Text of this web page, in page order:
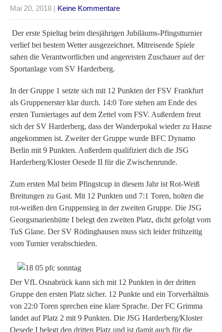
Mai 20, 2018 | Keine Kommentare
Der erste Spieltag beim diesjährigen Jubiläums-Pfingstturnier
verlief bei bestem Wetter ausgezeichnet. Mitreisende Spiele
sahen die Verantwortlichen und angereisten Zuschauer auf der
Sportanlage vom SV Harderberg.
In der Gruppe 1 setzte sich mit 12 Punkten der FSV Frankfurt
als Gruppenerster klar durch. 14:0 Tore stehen am Ende des
ersten Turniertages auf dem Zettel vom FSV. Außerdem freut
sich der SV Harderberg, dass der Wanderpokal wieder zu Hause
angekommen ist. Zweiter der Gruppe wurde BFC Dynamo
Berlin mit 9 Punkten. Außerdem qualifiziert dich die JSG
Harderberg/Kloster Oesede II für die Zwischenrunde.
Zum ersten Mal beim Pfingstcup in diesem Jahr ist Rot-Weiß
Breitungen zu Gast. Mit 12 Punkten und 7:1 Toren, holten die
rot-weißen den Gruppensieg in der zweiten Gruppe. Die JSG
Georgsmarienhütte I belegt den zweiten Platz, dicht gefolgt vom
TuS Glane. Der SV Rödinghausen muss sich leider frühzeitig
vom Turnier verabschieden.
Der VfL Osnabrück kann sich mit 12 Punkten in der dritten
Gruppe den ersten Platz sicher. 12 Punkte und ein Torverhältnis
von 22:0 Toren sprechen eine klare Sprache. Der FC Grimma
landet auf Platz 2 mit 9 Punkten. Die JSG Harderberg/Kloster
Oesede I belegt den dritten Platz und ist damit auch für die